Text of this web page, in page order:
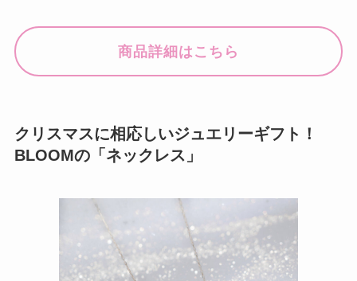
商品詳細はこちら
クリスマスに相応しいジュエリーギフト！
BLOOMの「ネックレス」